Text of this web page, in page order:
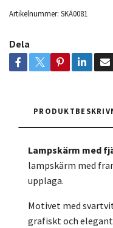
Artikelnummer: SKÄ0081
Dela
Lampskärm med
lampskärm med
upplaga.
Motivet med
grafiskt och